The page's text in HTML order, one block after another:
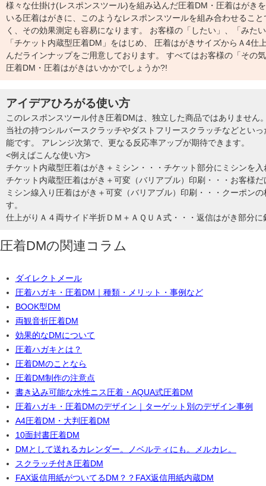
様々な仕掛け(レスポンスツール)を組み込んだ圧着DM・圧着はがき
いる圧着はがきに、このようなレスポンスツールを組み合わせるこ
く、その効果測定も容易になります。 お客様の「したい」、「みた
「チケット内蔵型圧着DM」をはじめ、 圧着はがきサイズからＡ4
んだラインナップをご用意しております。 すべてはお客様の「そ
圧着DM・圧着はがきはいかかでしょうか?!
アイデアひろがる使い方
このレスポンスツール付き圧着DMは、独立した商品ではありません
当社の持つシルバースクラッチやダストフリースクラッチなどとい
能です。 アレンジ次第で、更なる反応率アップが期待できます。
<例えばこんな使い方>
チケット内蔵型圧着はがき＋ミシン・・・チケット部分にミシンを
チケット内蔵型圧着はがき＋可変（バリアブル）印刷・・・お客様
ミシン線入り圧着はがき＋可変（バリアブル）印刷・・・クーポン
す。
仕上がりＡ４両サイド半折ＤＭ＋ＡＱＵＡ式・・・返信はがき部分
圧着DMの関連コラム
ダイレクトメール
圧着ハガキ・圧着DM｜種類・メリット・事例など
BOOK型DM
両観音折圧着DM
効果的なDMについて
圧着ハガキとは？
圧着DMのことなら
圧着DM制作の注意点
書き込み可能な水性ニス圧着・AQUA式圧着DM
圧着ハガキ・圧着DMのデザイン｜ターゲット別のデザイン事例
A4圧着DM・大判圧着DM
10面封書圧着DM
DMとして送れるカレンダー。ノベルティにも。メルカレ。
スクラッチ付き圧着DM
FAX返信用紙がついてるDM？？FAX返信用紙内蔵DM